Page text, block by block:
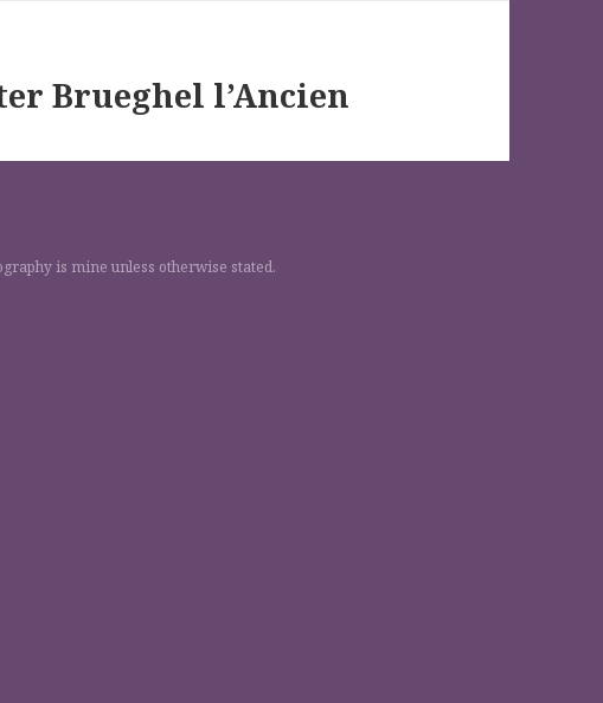
Brueghel l’Ancien
is mine unless otherwise stated.